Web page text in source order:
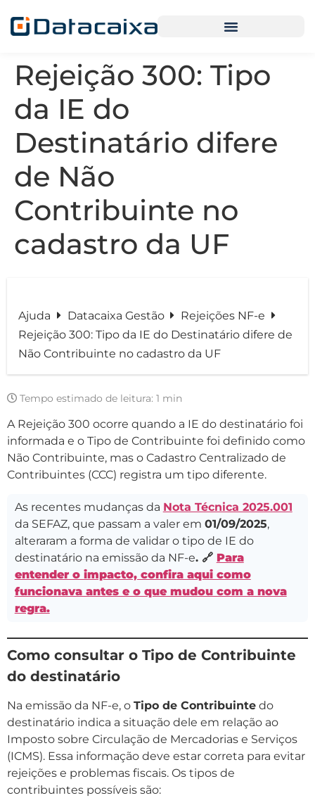
Rejeição 300: Tipo
da IE do
Destinatário difere
de Não
Contribuinte no
cadastro da UF
Ajuda Datacaixa Gestão
Rejeições NF-e
Rejeição 300: Tipo da IE do Destinatário difere de
Não Contribuinte no cadastro da UF
Tempo estimado de leitura: 1 min
A Rejeição 300 ocorre quando a IE do destinatário foi
informada e o Tipo de Contribuinte foi definido como
Não Contribuinte, mas o Cadastro Centralizado de
Contribuintes (CCC) registra um tipo diferente.
As recentes mudanças da Nota Técnica 2025.001
da SEFAZ, que passam a valer em 01/09/2025,
alteraram a forma de validar o tipo de IE do
destinatário na emissão da NF-e. 🔗 Para
entender o impacto, confira aqui como
funcionava antes e o que mudou com a nova
regra.
Como consultar o Tipo de Contribuinte
do destinatário
Na emissão da NF-e, o Tipo de Contribuinte do
destinatário indica a situação dele em relação ao
Imposto sobre Circulação de Mercadorias e Serviços
(ICMS). Essa informação deve estar correta para evitar
rejeições e problemas fiscais. Os tipos de
contribuintes possíveis são: